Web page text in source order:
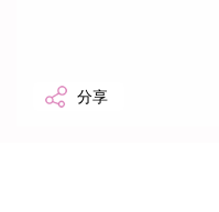
分享